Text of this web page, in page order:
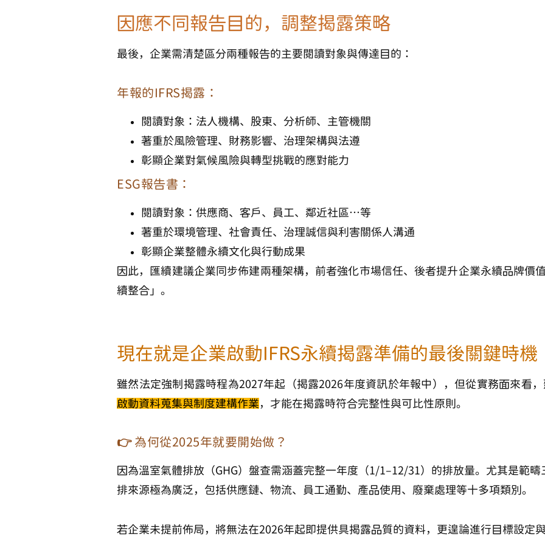
因應不同報告目的，調整揭露策略
最後，企業需清楚區分兩種報告的主要閱讀對象與傳達目的：
年報的IFRS揭露：
閱讀對象：法人機構、股東、分析師、主管機關
著重於風險管理、財務影響、治理架構與法遵
彰顯企業對氣候風險與轉型挑戰的應對能力
ESG報告書：
閱讀對象：供應商、客戶、員工、鄰近社區…等
著重於環境管理、社會責任、治理誠信與利害關係人溝通
彰顯企業整體永續文化與行動成果
因此，匯續建議企業同步佈建兩種架構，前者強化市場信任、後者提升企業永續品牌價
續整合」。
現在就是企業啟動IFRS永續揭露準備的最後關鍵時機
雖然法定強制揭露時程為2027年起（揭露2026年度資訊於年報中），但從實務面來看，
啟動資料蒐集與制度建構作業 ，才能在揭露時符合完整性與可比性原則。
👉 為何從2025年就要開始做？
因為溫室氣體排放（GHG）盤查需涵蓋完整一年度（1/1–12/31）的排放量。尤其是範
排來源極為廣泛 ，包括供應鏈、物流、員工通勤、產品使用、廢棄處理等十多項類別。
若企業未提前佈局，將無法在2026年起即提供具揭露品質的資料，更遑論進行目標設定與